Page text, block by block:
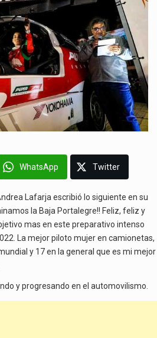
WhatsApp Twitter
Lafarja escribió lo siguiente en su
la Baja Portalegre!! Feliz, feliz y
mas en este preparativo intenso
La mejor piloto mujer en camionetas,
y 17 en la general que es mi mejor
y progresando en el automovilismo.